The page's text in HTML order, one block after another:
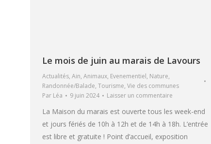
Le mois de juin au marais de Lavours
Actualités, Ain, Animaux, Evenementiel, Nature,
Randonnée/Balade, Tourisme, Vie des communes
Par Léa 9 juin 2024 Laisser un commentaire
La Maison du marais est ouverte tous les week-end
et jours fériés de 10h à 12h et de 14h à 18h. L’entrée
est libre et gratuite ! Point d’accueil, exposition